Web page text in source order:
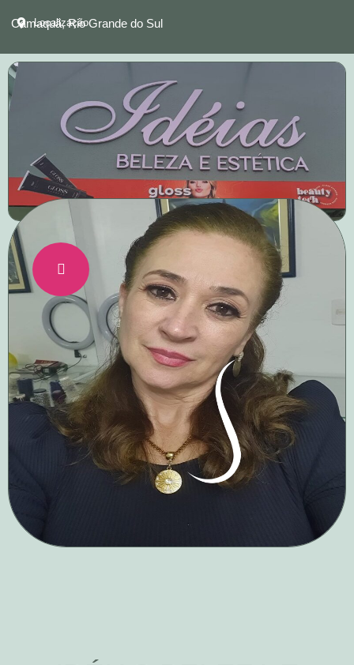
Camaquã, Rio Grande do Sul
Localização